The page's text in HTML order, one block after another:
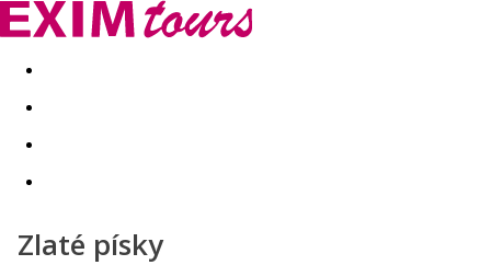
Akční nabídky Last minute
Zlaté písky